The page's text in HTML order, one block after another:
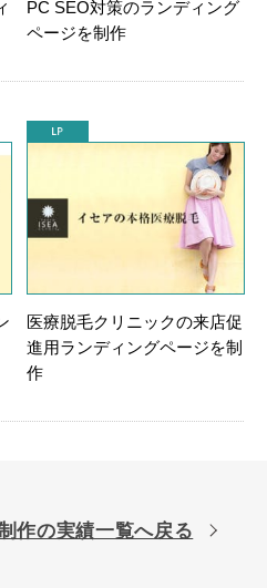
PC SEO対策のランディング
ページを制作
医療脱毛クリニックの来店促
進用ランディングページを制
作
作の実績一覧へ戻る